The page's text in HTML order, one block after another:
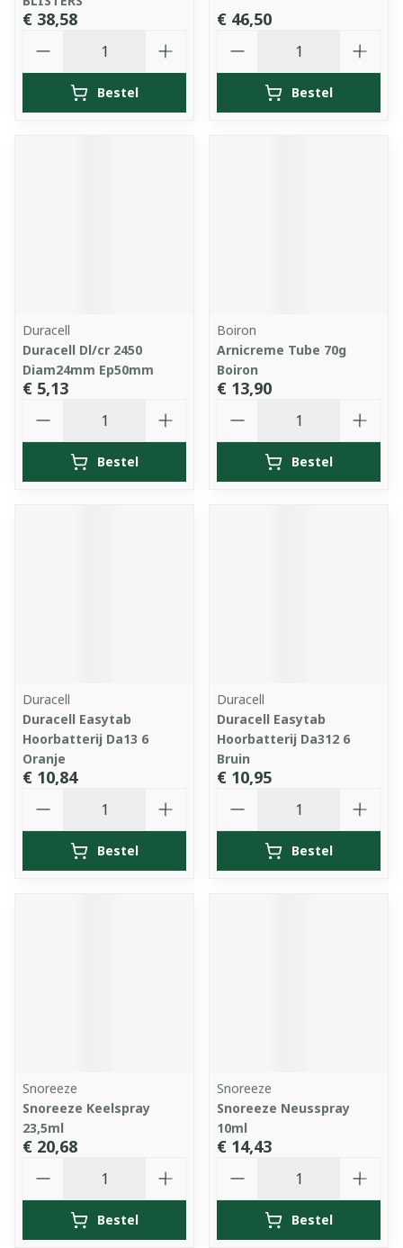
€ 38,58
Bestel
€ 46,50
Bestel
Duracell
Duracell Dl/cr 2450
Diam24mm Ep50mm
€ 5,13
Bestel
Boiron
Arnicreme Tube 70g
Boiron
€ 13,90
Bestel
Duracell
Duracell Easytab
Hoorbatterij Da13 6
Oranje
€ 10,84
Bestel
Duracell
Duracell Easytab
Hoorbatterij Da312 6
Bruin
€ 10,95
Bestel
Snoreeze
Snoreeze Keelspray
23,5ml
€ 20,68
Bestel
Snoreeze
Snoreeze Neusspray
10ml
€ 14,43
Bestel